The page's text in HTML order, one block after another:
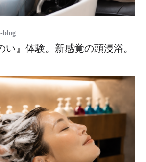
blog
い』体験。新感覚の頭浸浴。